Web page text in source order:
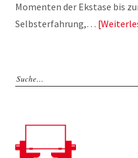
Momenten der Ekstase bis
Selbsterfahrung,…